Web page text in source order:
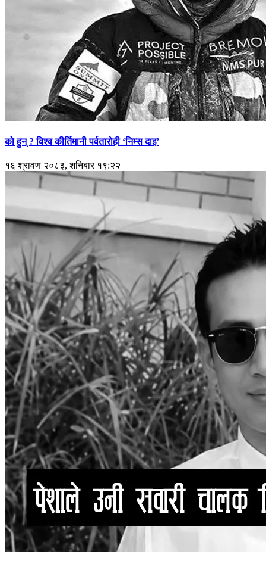
को हुन् ? विश्व कीर्तिमानी पर्वतारोही ‘निम्स दाइ’
१६ श्रावण २०८३, शनिबार १९:२२